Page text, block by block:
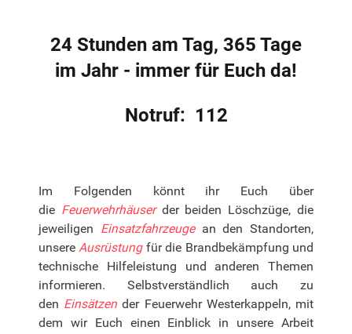
24 Stunden am Tag, 365 Tage
im Jahr - immer für Euch da!
Notruf: 112
Im Folgenden könnt ihr Euch über
die Feuerwehrhäuserder beiden Löschzüge, die
jeweiligen Einsatzfahrzeugean den Standorten,
unsereAusrüstungfür die Brandbekämpfung und
technische Hilfeleistung und anderen Themen
informieren. Selbstverständlich auch zu
den Einsätzen der Feuerwehr Westerkappeln, mit
dem wir Euch einen Einblick in unsere Arbeit